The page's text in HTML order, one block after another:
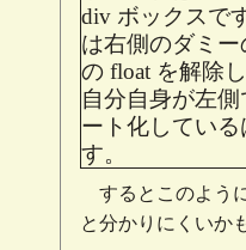
div ボックスで
は右側のダミー
の float を解除し
自分自身が左側
ート化している
す。
するとこのよう
と分かりにくいか